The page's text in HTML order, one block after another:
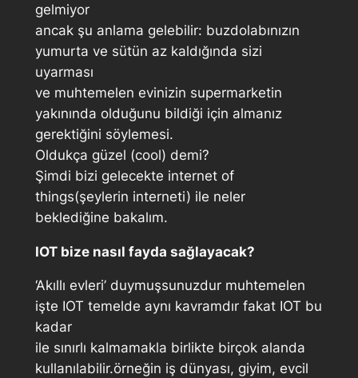
gelmiyor
ancak şu anlama gelebilir: buzdolabınızın
yumurta ve sütün az kaldığında sizi
uyarması
ve muhtemelen evinizin supermarketin
yakınında olduğunu bildiği için almanız
gerektiğini söylemesi.
Oldukça güzel (cool) demi?
Şimdi bizi gelecekte internet of
things(şeylerin interneti) ile neler
beklediğine bakalım.
IOT bize nasıl fayda sağlayacak?
‘Akıllı evleri’ duymuşsunuzdur muhtemelen
işte IOT temelde aynı kavramdır fakat IOT bu
kadar
ile sınırlı kalmamakla birlikte birçok alanda
kullanılabilir.örneğin iş dünyası, giyim, evcil